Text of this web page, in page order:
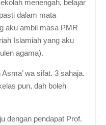
menengah, belajar
dalam mata
aku ambil masa PMR
Islamiah yang aku
agama).
wa sifat. 3 sahaja.
pun, dah boleh
dengan pendapat Prof.